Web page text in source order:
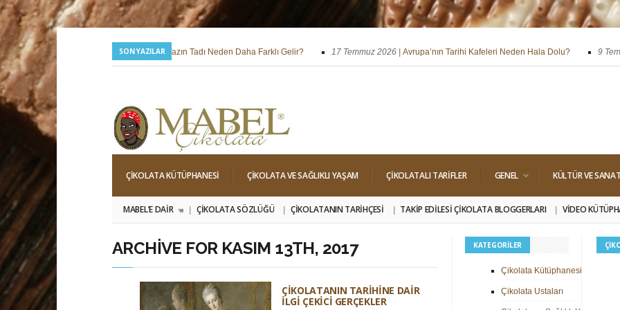
SON YAZILAR
24 Temmuz 2026 |Yazın Tadı Neden Daha Farklı Gelir? 17 Temmuz 2026 |Avrupa’nın Tarihi Kafeleri Neden Hala Dolu? 9
6 Mayıs 2026 |Hıdırellez; Dilek, Niyet ve Baharı Karşılama Hissi 29 Nisan 2026 |Dört Klasik Dolgu: Pralin, Ganaj, Krokant ve Trüf
ÇIKOLATA KÜTÜPHANESI ÇIKOLATA VE SAĞLIKLI YAŞAM ÇIKOLATALI TARIFLER GENEL KÜLTÜR VE SANAT
MABEL’E DAIR » ÇIKOLATA SÖZLÜĞÜ ÇIKOLATANIN TARIHÇESI TAKIP EDILESI ÇIKOLATA BLOGGERLARI VIDEO
ARCHIVE FOR KASIM 13TH, 2017
ÇIKOLATANIN TARIHINE DAIR
İLGI ÇEKICI GERÇEKLER
KATEGORILER
Çikolata Kütüphanesi
Çikolata Ustaları